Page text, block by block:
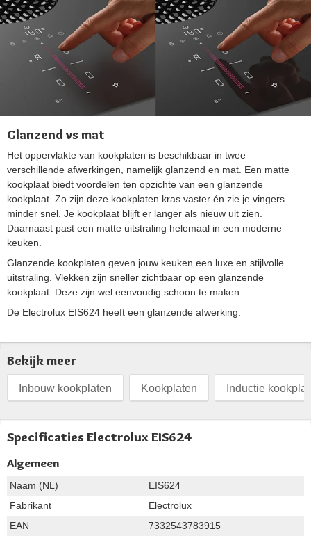
Glanzend vs mat
Het oppervlakte van kookplaten is beschikbaar in twee
verschillende afwerkingen, namelijk glanzend en mat. Een matte
kookplaat biedt voordelen ten opzichte van een glanzende
kookplaat. Zo zijn deze kookplaten kras vaster én zie je vingers
minder snel. Je kookplaat blijft er langer als nieuw uit zien.
Daarnaast past een matte uitstraling helemaal in een moderne
keuken.
Glanzende kookplaten geven jouw keuken een luxe en stijlvolle
uitstraling. Vlekken zijn sneller zichtbaar op een glanzende
kookplaat. Deze zijn wel eenvoudig schoon te maken.
De Electrolux EIS624 heeft een glanzende afwerking.
Bekijk meer
Inbouw kookplaten Kookplaten Inductie
Specificaties Electrolux EIS624
Algemeen
Naam (NL)
EIS624
Fabrikant
Electrolux
EAN
7332543783915